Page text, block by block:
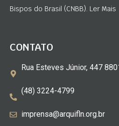
Bispos do Brasil (CNBB). Ler Mais
CONTATO
Rua Esteves Júnior, 447
(48) 3224-4799
imprensa@arquifln.org.br